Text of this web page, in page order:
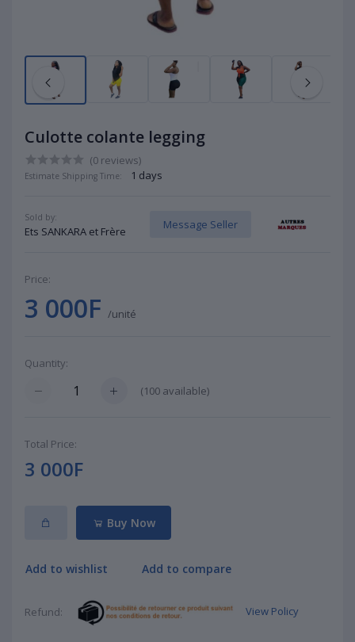
Culotte colante legging
(0 reviews)
Estimate Shipping Time: 1 days
Sold by:
Ets SANKARA et Frère
Message Seller
Price:
3 000F /unité
Quantity:
(100 available)
Total Price:
3 000F
Buy Now
Add to wishlist Add to compare
Refund: View Policy